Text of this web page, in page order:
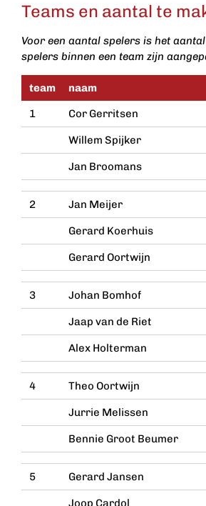
Teams en aantal te
Voor een aantal spelers is het
spelers binnen een team zijn
team naam
1
Cor Gerritsen
Willem Spijker
Jan Broomans
2 Jan Meijer
Gerard Koerhuis
Gerard Oortwijn
3 Johan Bomhof
Jaap van de Riet
Alex Holterman
4 Theo Oortwijn
Jurrie Melissen
Bennie Groot Beumer
5 Gerard Jansen
Joop Cardol